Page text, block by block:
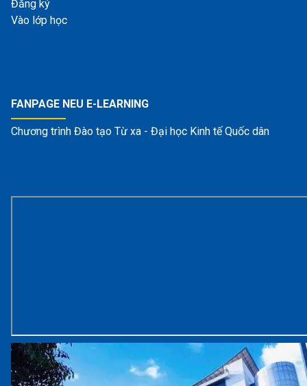
Đăng ký
Vào lớp học
FANPAGE NEU E-LEARNING
Chương trình Đào tạo Từ xa - Đại học Kinh tế Quốc dân